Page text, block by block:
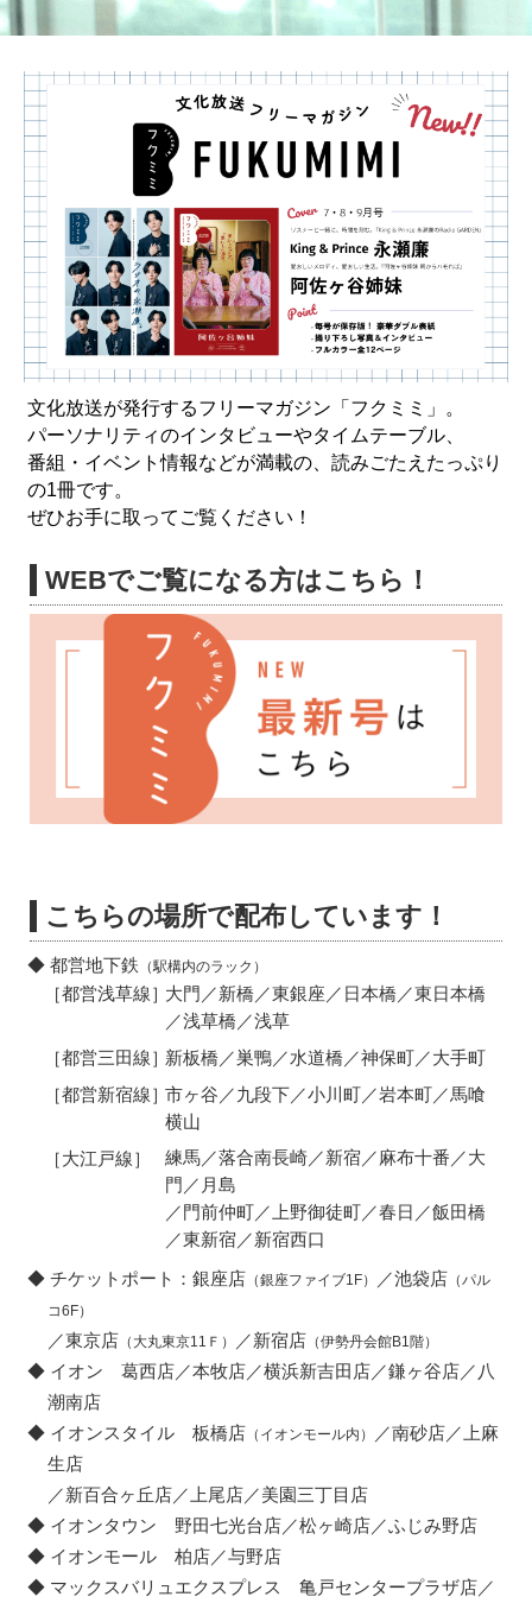
文化放送が発行するフリーマガジン「フクミミ」。
パーソナリティのインタビューやタイムテーブル、
番組・イベント情報などが満載の、読みごたえたっぷり
の1冊です。
ぜひお手に取ってご覧ください！
WEBでご覧になる方はこちら！
こちらの場所で配布しています！
都営地下鉄 （駅構内のラック）
［都営浅草線］大門／新橋／東銀座／日本橋／東日本橋
／浅草橋／浅草
［都営三田線］新板橋／巣鴨／水道橋／神保町／大手町
［都営新宿線］市ヶ谷／九段下／小川町／岩本町／馬喰
横山
［大江戸線］
練馬／落合南長崎／新宿／麻布十番／大
門／月島
／門前仲町／上野御徒町／春日／飯田橋
／東新宿／新宿西口
チケットポート：銀座店 （銀座ファイブ1F） ／池袋店 （パル
コ6F）
／東京店 （大丸東京11Ｆ） ／新宿店 （伊勢丹会館B1階）
イオン 葛西店／本牧店／横浜新吉田店／鎌ヶ谷店／八
潮南店
イオンスタイル 板橋店 （イオンモール内）
／南砂店／上麻
生店
／新百合ヶ丘店／上尾店／美園三丁目店
イオンタウン 野田七光台店／松ヶ崎店／ふじみ野店
イオンモール 柏店／与野店
マックスバリュエクスプレス 亀戸センタープラザ店／